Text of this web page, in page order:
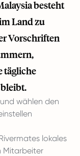
besteht
Land zu
Vorschriften
tägliche
wählen den
lokales
Mitarbeiter